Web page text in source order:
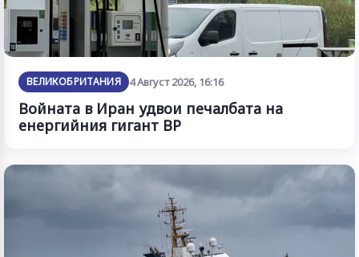
ВЕЛИКОБРИТАНИЯ 4 Август 2026, 16:16
Войната в Иран удвои печалбата на
енергийния гигант BP